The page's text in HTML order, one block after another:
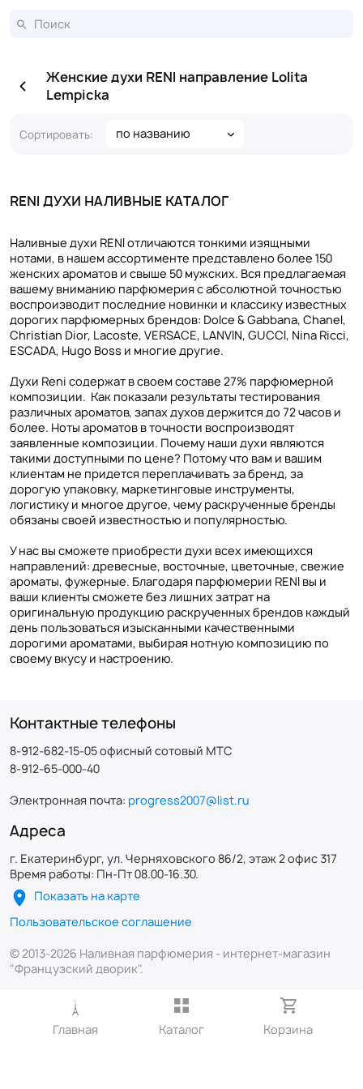
Женские духи RENI направление Lolita
Lempicka
Сортировать: по названию
RENI ДУХИ НАЛИВНЫЕ КАТАЛОГ
Наливные духи RENI отличаются тонкими изящными
нотами, в нашем ассортименте представлено более 150
женских ароматов и свыше 50 мужских. Вся предлагаемая
вашему вниманию парфюмерия с абсолютной точностью
воспроизводит последние новинки и классику известных
дорогих парфюмерных брендов: Dolce & Gabbana, Chanel,
Christian Dior, Lacoste, VERSACE, LANVIN, GUCCI, Nina Ricci,
ESCADA, Hugo Boss и многие другие.
Духи Reni содержат в своем составе 27% парфюмерной
композиции. Как показали результаты тестирования
различных ароматов, запах духов держится до 72 часов и
более. Ноты ароматов в точности воспроизводят
заявленные композиции. Почему наши духи являются
такими доступными по цене? Потому что вам и вашим
клиентам не придется переплачивать за бренд, за
дорогую упаковку, маркетинговые инструменты,
логистику и многое другое, чему раскрученные бренды
обязаны своей известностью и популярностью.
У нас вы сможете приобрести духи всех имеющихся
направлений: древесные, восточные, цветочные, свежие
ароматы, фужерные. Благодаря парфюмерии RENI вы и
ваши клиенты сможете без лишних затрат на
оригинальную продукцию раскрученных брендов каждый
день пользоваться изысканными качественными
дорогими ароматами, выбирая нотную композицию по
своему вкусу и настроению.
Контактные телефоны
8-912-682-15-05 офисный сотовый МТС
8-912-65-000-40
Электронная почта: progress2007@list.ru
Адреса
г. Екатеринбург, ул. Черняховского 86/2, этаж 2 офис 317
Время работы: Пн-Пт 08.00-16.30.
Показать на карте
Пользовательское соглашение
© 2013-2026 Наливная парфюмерия - интернет-магазин
"Французский дворик".
Главная Каталог Корзина